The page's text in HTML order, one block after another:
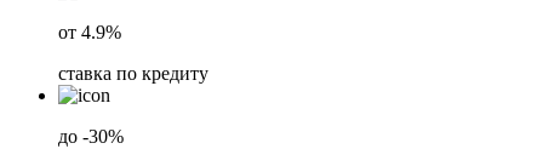
от 4.9%
ставка по кредиту
до -30%